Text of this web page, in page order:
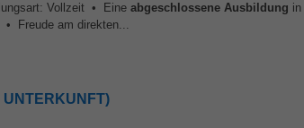
Vollzeit • Eine abgeschlossene Ausbildung
• Freude am direkten...